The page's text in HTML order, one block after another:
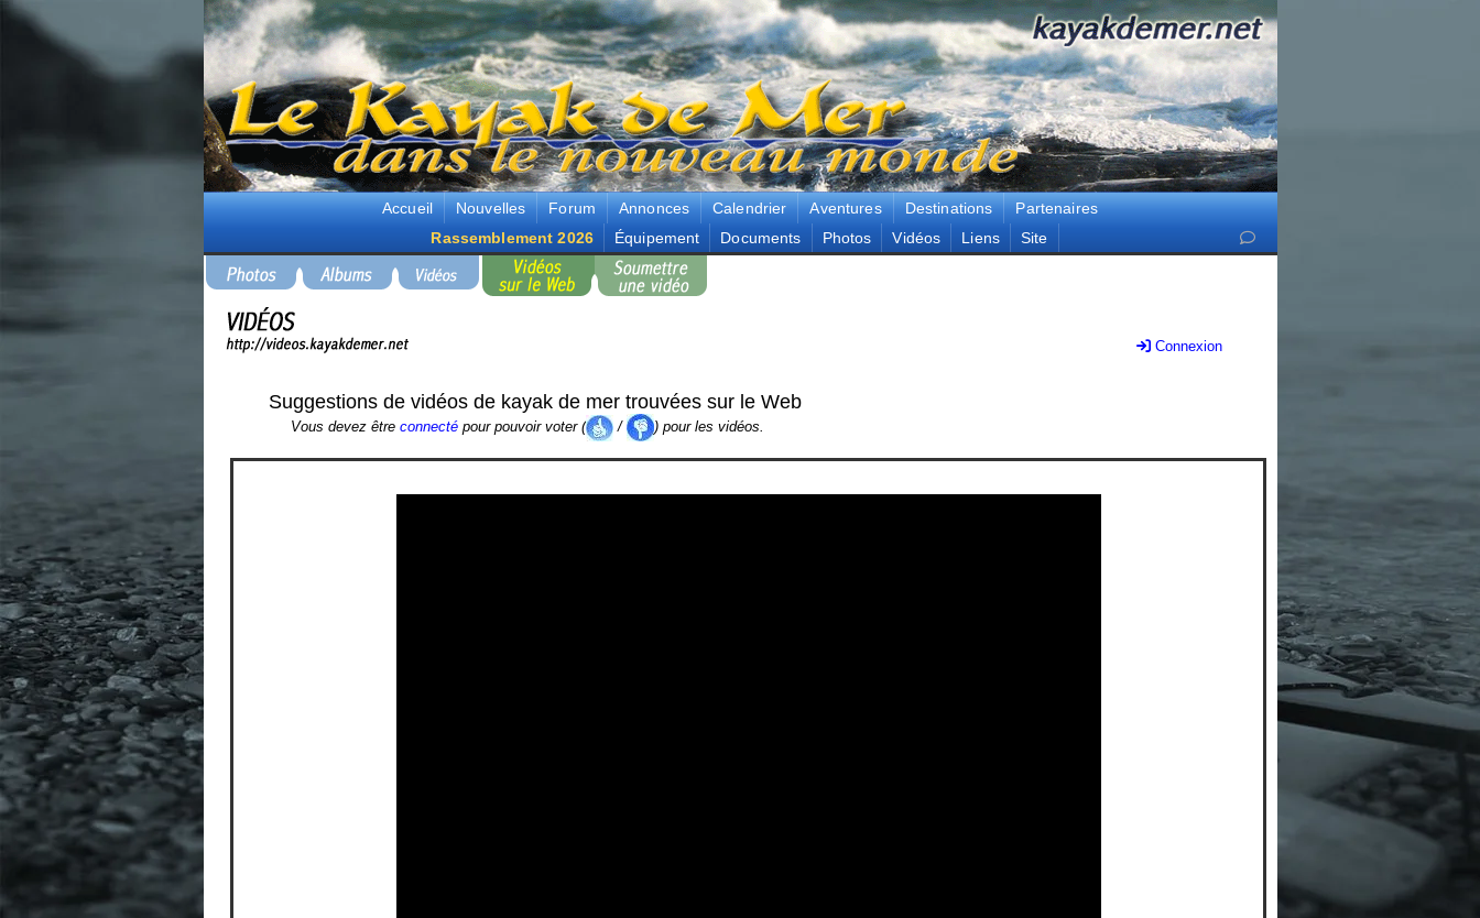
Accueil Nouvelles Forum Annonces Calendrier Aventures Destinations
Partenaires
Rassemblement 2026
Équipement Documents Photos Vidéos Liens Site
Connexion
Suggestions de vidéos de kayak de mer trouvées sur le Web
Vous devez être connecté pour pouvoir voter ( / ) pour les vidéos.